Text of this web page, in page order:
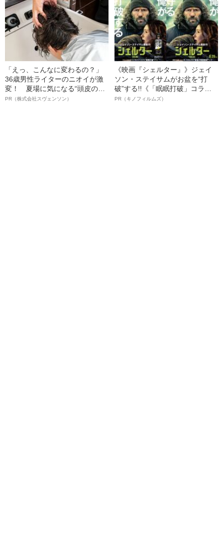
「えっ、こんなに変わるの？」
36歳男性ライターのニオイが激
変！ 夏場に気になる“頭皮のニ
オイ”や“ベタつき”を解消す
PR（株式会社スヴェンソン）
《映画『シェルター』》ジェイ
ソン・ステイサムがお盆を“打
破”する!!《「眠眠打破」コラ
ボ》
PR（キノフィルムズ）